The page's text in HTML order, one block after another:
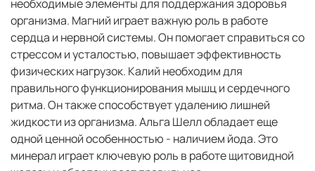
необходимые элементы для поддержания здоровья
организма. Магний играет важную роль в работе
сердца и нервной системы. Он помогает справиться со
стрессом и усталостью, повышает эффективность
физических нагрузок. Калий необходим для
правильного функционирования мышц и сердечного
ритма. Он также способствует удалению лишней
жидкости из организма. Альга Шелл обладает еще
одной ценной особенностью - наличием йода. Это
минерал играет ключевую роль в работе щитовидной